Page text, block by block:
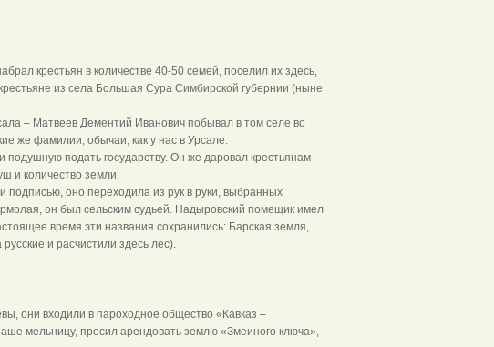
крестьян в количестве 40-50 семей, поселил их здесь,
из села Большая Сура Симбирской губернии (ныне
– Матвеев Дементий Иванович побывал в том селе во
же фамилии, обычаи, как у нас в Урсале.
подать государству. Он же даровал крестьянам
и количество земли.
подписью, оно переходила из рук в руки, выбранных
он был сельским судьей. Надыровский помещик имел
время эти названия сохранились: Барская земля,
и расчистили здесь лес).
они входили в пароходное общество «Кавказ –
мельницу, просил арендовать землю «Змеиного ключа»,